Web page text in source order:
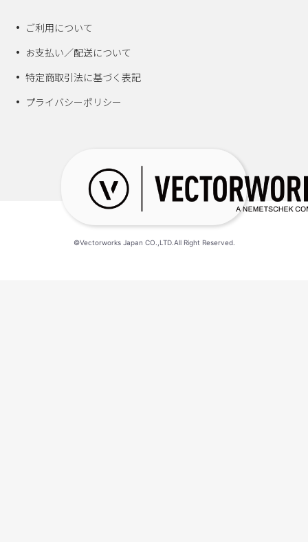
ご利用について
お支払い／配送について
特定商取引法に基づく表記
プライバシーポリシー
©Vectorworks Japan CO.,LTD.All Right Reserved.